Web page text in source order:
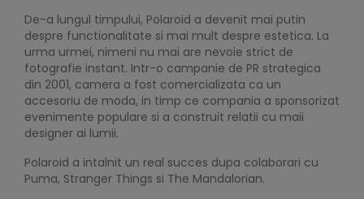
De-a lungul timpului, Polaroid a devenit mai putin
despre functionalitate si mai mult despre estetica. La
urma urmei, nimeni nu mai are nevoie strict de
fotografie instant. Intr-o campanie de PR strategica
din 2001, camera a fost comercializata ca un
accesoriu de moda, in timp ce compania a sponsorizat
evenimente populare si a construit relatii cu maii
designer ai lumii.
Polaroid a intalnit un real succes dupa colaborari cu
Puma, Stranger Things si The Mandalorian.